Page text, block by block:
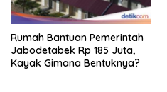
Rumah Bantuan Pemerintah
Jabodetabek Rp 185 Juta,
Kayak Gimana Bentuknya?